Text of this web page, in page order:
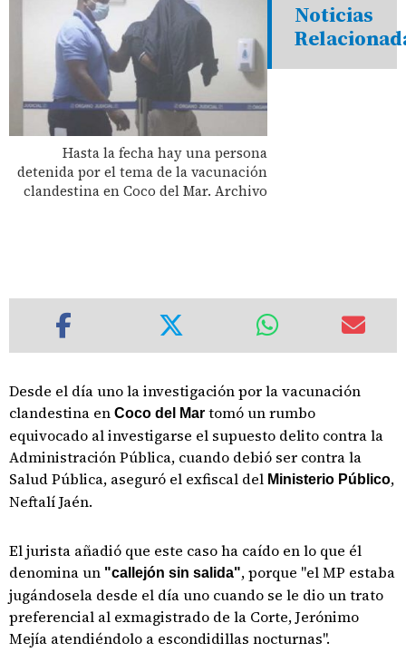
Hasta la fecha hay una persona
detenida por el tema de la vacunación
clandestina en Coco del Mar. Archivo
Noticias
Desde el día uno la investigación por la vacunación
clandestina en Coco del Mar tomó un rumbo
equivocado al investigarse el supuesto delito contra la
Administración Pública, cuando debió ser contra la
Salud Pública, aseguró el exfiscal del Ministerio Público,
Neftalí Jaén.
El jurista añadió que este caso ha caído en lo que él
denomina un "callejón sin salida", porque "el MP estaba
jugándosela desde el día uno cuando se le dio un trato
preferencial al exmagistrado de la Corte, Jerónimo
Mejía atendiéndolo a escondidillas nocturnas".